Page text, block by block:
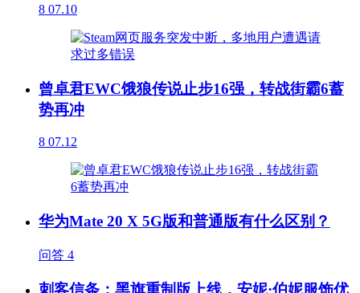
8 07.10
曾卓君EWC饿狼传说止步16强，转战街霸6蓄
势再冲
8 07.12
华为Mate 20 X 5G版和普通版有什么区别？
问答 4
刺客信条：黑旗重制版上线，安妮·伯妮服饰优